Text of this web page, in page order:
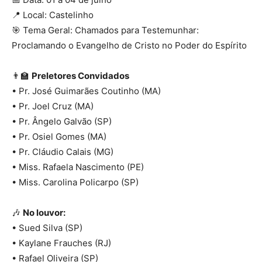
📍 Local: Castelinho
🎯 Tema Geral: Chamados para Testemunhar:
Proclamando o Evangelho de Cristo no Poder do Espírito
👨🏫 Preletores Convidados
• Pr. José Guimarães Coutinho (MA)
• Pr. Joel Cruz (MA)
• Pr. Ângelo Galvão (SP)
• Pr. Osiel Gomes (MA)
• Pr. Cláudio Calais (MG)
• Miss. Rafaela Nascimento (PE)
• Miss. Carolina Policarpo (SP)
🎶 No louvor:
• Sued Silva (SP)
• Kaylane Frauches (RJ)
• Rafael Oliveira (SP)